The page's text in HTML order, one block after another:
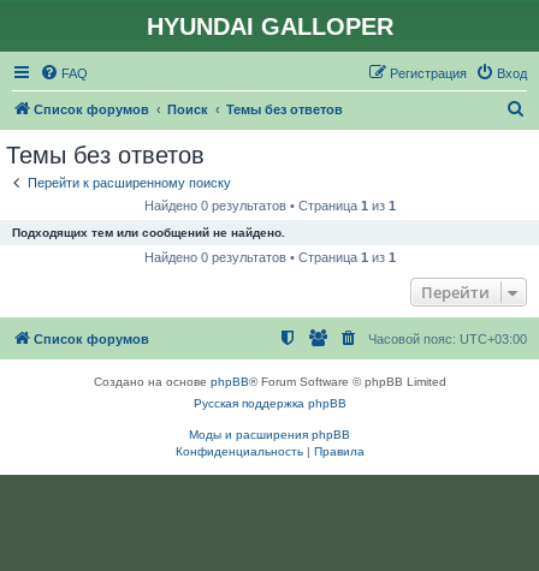
HYUNDAI GALLOPER
FAQ Вход
Регистрация
Список форумов Поиск Темы без ответов
Темы без ответов
Перейти к расширенному поиску
Найдено 0 результатов • Страница 1 из 1
Подходящих тем или сообщений не найдено.
Найдено 0 результатов • Страница 1 из 1
Перейти
Список форумов Часовой пояс: UTC+03:00
Создано на основе phpBB® Forum Software © phpBB Limited
Русская поддержка phpBB
Моды и расширения phpBB
Конфиденциальность| Правила